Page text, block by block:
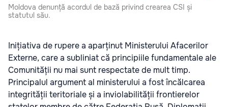
Moldova denunță acordul de bază privind crearea CSI și
statutul său.
Inițiativa de rupere a aparținut Ministerului Afacerilor
Externe, care a subliniat că principiile fundamentale ale
Comunității nu mai sunt respectate de mult timp.
Principalul argument al ministerului a fost încălcarea
integrității teritoriale și a inviolabilității frontierelor